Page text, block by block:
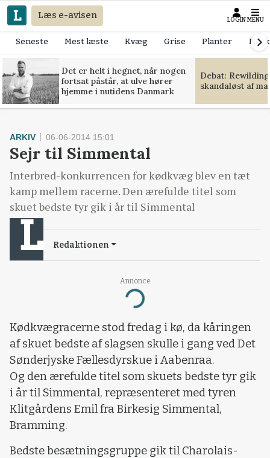
Læs e-avisen LOGIN MENU
Seneste Mest læste Kvæg Grise Planter
Det er helt i hegnet, når nogen
fortsat påstår, at ulve hører
hjemme i nutidens Danmark
Debat:
skandaløst af
Annonce
Loading...
ARKIV 06-06-2014 15:01
Sejr til Simmental
Interbred-konkurrencen for kødkvæg blev en tæt
kamp mellem racerne. Den ærefulde titel som
skuet bedste tyr gik i år til Simmental
Redaktionen
Kødkvægracerne stod fredag i kø, da kåringen
af skuet bedste af slagsen skulle i gang ved Det
Sønderjyske Fællesdyrskue i Aabenraa.
Og den ærefulde titel som skuets bedste tyr gik
i år til Simmental, repræsenteret med tyren
Klitgårdens Emil fra Birkesig Simmental,
Bramming.
Bedste besætningsgruppe gik til Charolais-